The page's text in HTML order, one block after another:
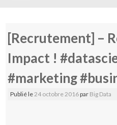
[Recrutement] –
Impact !
#marketing
Publié le 24 octobre 2016par Big Data